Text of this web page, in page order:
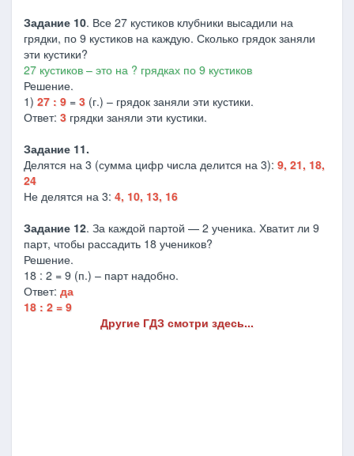
Задание 10. Все 27 кустиков клубники высадили на
грядки, по 9 кустиков на каждую. Сколько грядок заняли
эти кустики?
27 кустиков – это на ? грядках по 9 кустиков
Решение.
1) 27 : 9 = 3 (г.) – грядок заняли эти кустики.
Ответ: 3 грядки заняли эти кустики.
Задание 11.
Делятся на 3 (сумма цифр числа делится на 3): 9, 21, 18,
24
Не делятся на 3: 4, 10, 13, 16
Задание 12. За каждой партой — 2 ученика. Хватит ли 9
парт, чтобы рассадить 18 учеников?
Решение.
18 : 2 = 9 (п.) – парт надобно.
Ответ: да
18 : 2 = 9
Другие ГДЗ смотри здесь...